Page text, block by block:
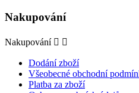
Nakupování
Nakupování  
Dodání zboží
Všeobecné obchodní
Platba za zboží